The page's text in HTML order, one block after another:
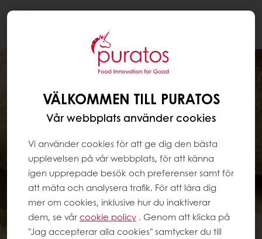
VÄLKOMMEN TILL PURATOS
Vår webbplats använder cookies
Vi använder cookies för att ge dig den bästa
upplevelsen på vår webbplats, för att känna
igen upprepade besök och preferenser samt för
att mäta och analysera trafik. För att lära dig
mer om cookies, inklusive hur du inaktiverar
dem, se vårcookie policy . Genom att klicka på
"Jag accepterar alla cookies" samtycker du till